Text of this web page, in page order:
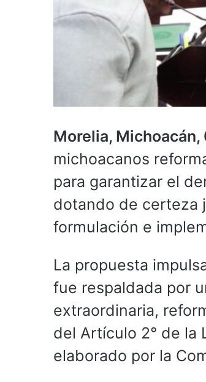
Morelia,
michoacanos
para garantizar el
dotando de certeza
formulación e
La propuesta
fue respaldada por
extraordinaria,
del Artículo 2° de la
elaborado por la